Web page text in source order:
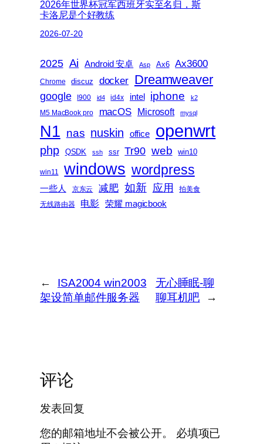
2026年世界杯冠军西班牙实至名归，斯
卡洛尼是个好教练
2026-07-20
2025 Ai Android 安卓 Asp Ax6 Ax3600
Chrome discuz docker Dreamweaver
google I900 id4 id4x intel iphone k2
M5 MacBook pro macOS Microsoft mysql
N1 nas nuskin office openwrt
php QSDK ssh ssr Tr90 web win10
win11 windows wordpress
一些人 京东云 减肥 如新 应用
拍美食
无线路由器
电影 荣耀 magicbook
←
ISA2004 win2003
架设简单邮件服务器
无心睡眠-聊
聊耳机吧
→
评论
发表回复
您的邮箱地址不会被公开。
必填项已